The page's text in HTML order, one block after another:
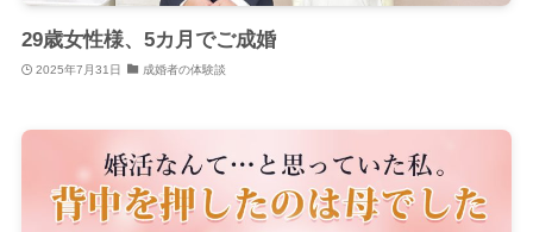
29歳女性様、5カ月でご成婚
2025年7月31日 成婚者の体験談